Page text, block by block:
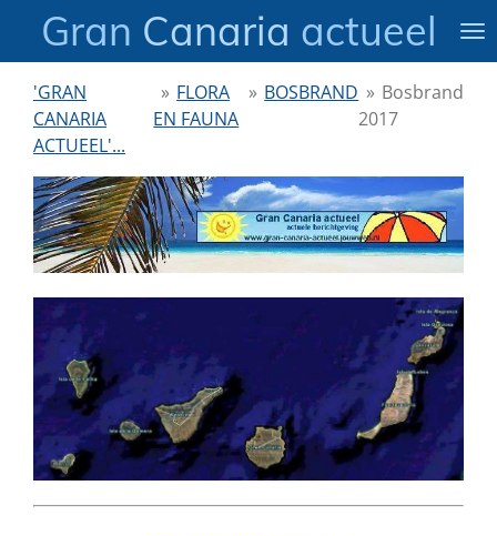
direct
hoofdinhoud
Gran Canaria actueel
'GRAN
CANARIA
ACTUEEL'...
» FLORA
EN FAUNA
» BOSBRAND » Bosbrand
2017